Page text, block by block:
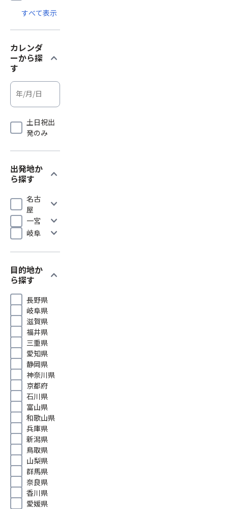
すべて表示
カレンダ
ーから探
す
expand_more
土日祝出
発のみ
出発地か
ら探す
expand_more
名古
屋
expand_more
一宮 expand_more
岐阜 expand_more
目的地か
ら探す
expand_more
長野県
岐阜県
滋賀県
福井県
三重県
愛知県
静岡県
神奈川県
京都府
石川県
富山県
和歌山県
兵庫県
新潟県
鳥取県
山梨県
群馬県
奈良県
香川県
愛媛県